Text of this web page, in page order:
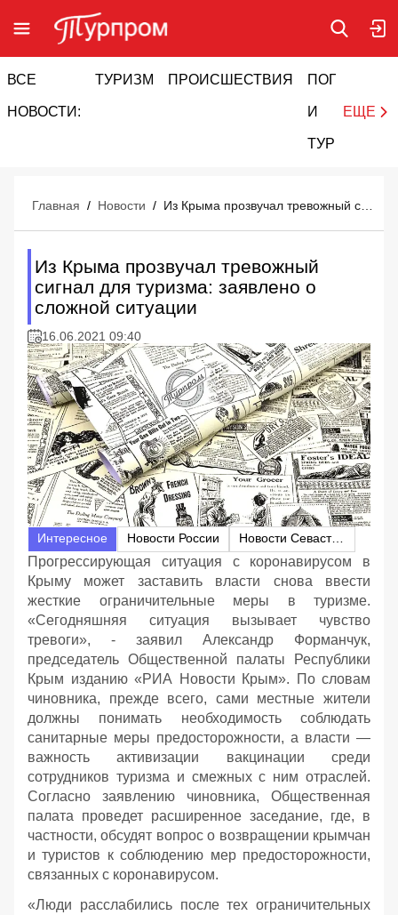
ВСЕ
НОВОСТИ:
ТУРИЗМ ПРОИСШЕСТВИЯ ПОГОДА
И
ТУРИЗМ
ЕЩЕ
Главная / Новости /
Из Крыма прозвучал тревожный
сигнал для туризма: заявлено о
сложной ситуации
16.06.2021 09:40
Интересное Новости России Новости Севастополя
Прогрессирующая ситуация с коронавирусом в
Крыму может заставить власти снова ввести
жесткие ограничительные меры в туризме.
«Сегодняшняя ситуация вызывает чувство
тревоги», - заявил Александр Форманчук,
председатель Общественной палаты Республики
Крым изданию «РИА Новости Крым». По словам
чиновника, прежде всего, сами местные жители
должны понимать необходимость соблюдать
санитарные меры предосторожности, а власти —
важность активизации вакцинации среди
сотрудников туризма и смежных с ним отраслей.
Согласно заявлению чиновника, Общественная
палата проведет расширенное заседание, где, в
частности, обсудят вопрос о возвращении крымчан
и туристов к соблюдению мер предосторожности,
связанных с коронавирусом.
«Люди расслабились после тех ограничительных